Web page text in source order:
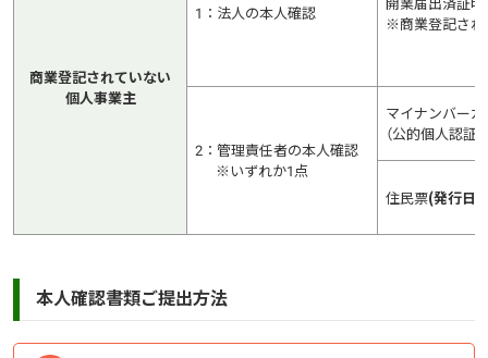
商業登記されていない
個人事業主
1：法人の本人確認
※商業登記され
2：管理責任者の本人確認
※いずれか1点
マイナンバー
（公的個人認証）
住民票(発行日
本人確認書類ご提出方法